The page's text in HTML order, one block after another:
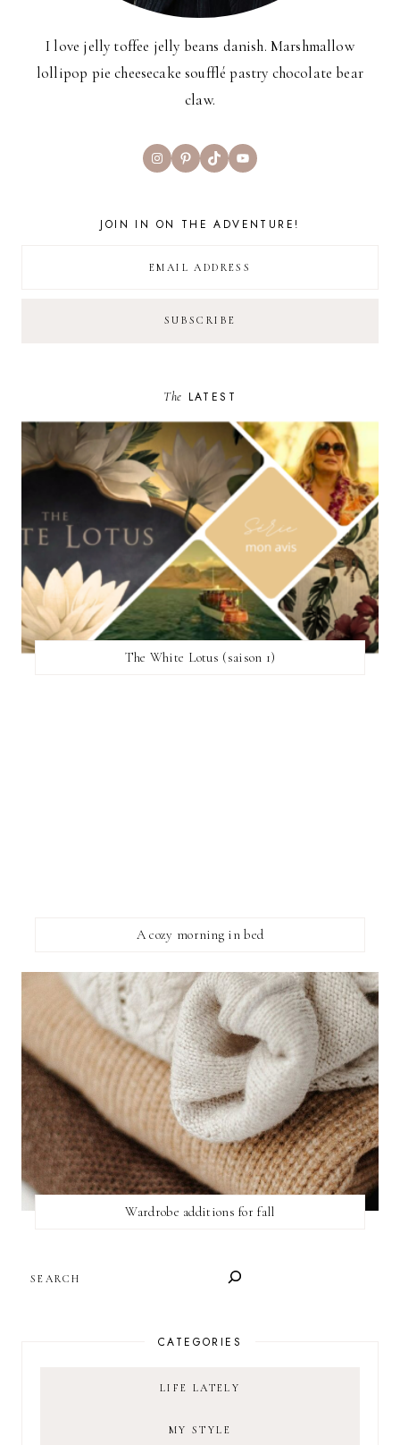
I love jelly toffee jelly beans danish. Marshmallow
lollipop pie cheesecake soufflé pastry chocolate bear
claw.
InstagramPinterest
TikTokYouTube
JOIN IN ON THE ADVENTURE!
The LATEST
The White Lotus (saison 1)
A cozy morning in bed
Wardrobe additions for fall
CATEGORIES
LIFE LATELY
MY STYLE